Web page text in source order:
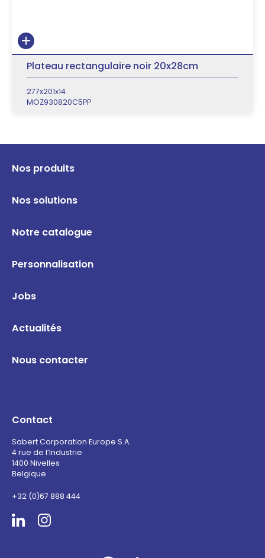
Plateau rectangulaire noir 20x28cm
277x201x14
MOZ930820C5PP
Nos produits
Nos solutions
Notre catalogue
Personnalisation
Jobs
Actualités
Nous contacter
Contact
Sabert Corporation Europe S.A.
4 rue de l’Industrie
1400 Nivelles
Belgique
+32 (0)67 888 444